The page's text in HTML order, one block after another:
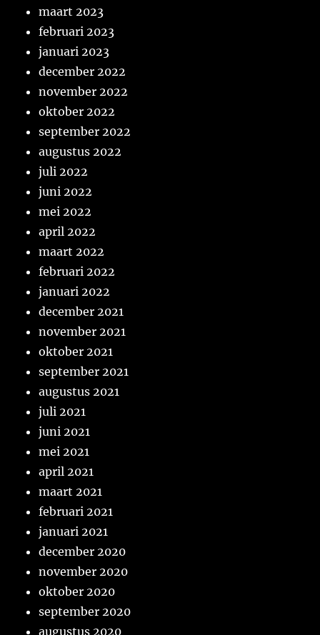
maart 2023
februari 2023
januari 2023
december 2022
november 2022
oktober 2022
september 2022
augustus 2022
juli 2022
juni 2022
mei 2022
april 2022
maart 2022
februari 2022
januari 2022
december 2021
november 2021
oktober 2021
september 2021
augustus 2021
juli 2021
juni 2021
mei 2021
april 2021
maart 2021
februari 2021
januari 2021
december 2020
november 2020
oktober 2020
september 2020
augustus 2020